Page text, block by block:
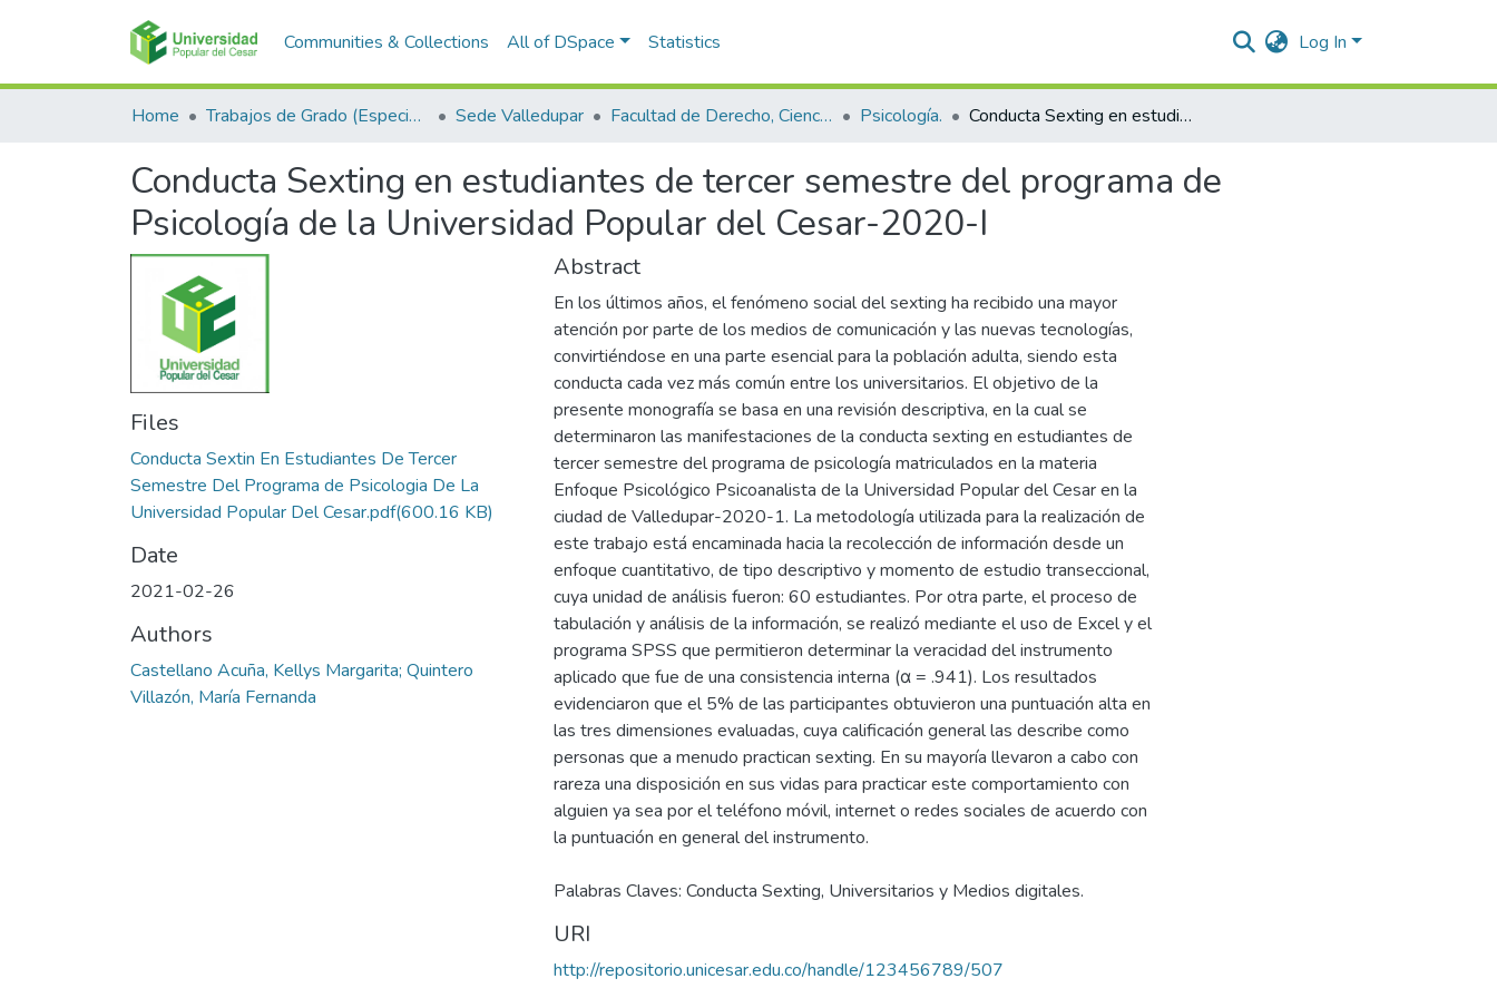
Communities & Collections All of DSpace Statistics Log In
Home Trabajos de Grado (Especializaciones y Pregrados) Sede Valledupar Facultad de Derecho, Ciencias Políticas y Sociales. Psicología. Conducta Sexting en estudiantes de tercer semestre del programa de Psicología de la Universidad Popular del Cesar-2020-I
Conducta Sexting en estudiantes de tercer semestre del programa de
Psicología de la Universidad Popular del Cesar-2020-I
Files
Conducta Sextin En Estudiantes De Tercer
Semestre Del Programa de Psicologia De La
Universidad Popular Del Cesar.pdf(600.16 KB)
Date
2021-02-26
Authors
Castellano Acuña, Kellys Margarita; Quintero
Villazón, María Fernanda
Abstract
En los últimos años, el fenómeno social del sexting ha recibido una mayor
atención por parte de los medios de comunicación y las nuevas tecnologías,
convirtiéndose en una parte esencial para la población adulta, siendo esta
conducta cada vez más común entre los universitarios. El objetivo de la
presente monografía se basa en una revisión descriptiva, en la cual se
determinaron las manifestaciones de la conducta sexting en estudiantes de
tercer semestre del programa de psicología matriculados en la materia
Enfoque Psicológico Psicoanalista de la Universidad Popular del Cesar en la
ciudad de Valledupar-2020-1. La metodología utilizada para la realización de
este trabajo está encaminada hacia la recolección de información desde un
enfoque cuantitativo, de tipo descriptivo y momento de estudio transeccional,
cuya unidad de análisis fueron: 60 estudiantes. Por otra parte, el proceso de
tabulación y análisis de la información, se realizó mediante el uso de Excel y el
programa SPSS que permitieron determinar la veracidad del instrumento
aplicado que fue de una consistencia interna (α = .941). Los resultados
evidenciaron que el 5% de las participantes obtuvieron una puntuación alta en
las tres dimensiones evaluadas, cuya calificación general las describe como
personas que a menudo practican sexting. En su mayoría llevaron a cabo con
rareza una disposición en sus vidas para practicar este comportamiento con
alguien ya sea por el teléfono móvil, internet o redes sociales de acuerdo con
la puntuación en general del instrumento.
Palabras Claves: Conducta Sexting, Universitarios y Medios digitales.
URI
http://repositorio.unicesar.edu.co/handle/123456789/507